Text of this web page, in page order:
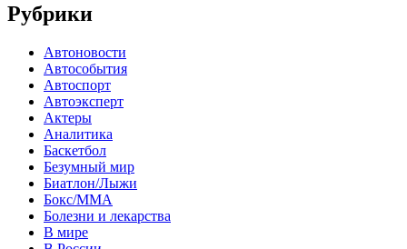
Рубрики
Автоновости
Автособытия
Автоспорт
Автоэксперт
Актеры
Аналитика
Баскетбол
Безумный мир
Биатлон/Лыжи
Бокс/MMA
Болезни и лекарства
В мире